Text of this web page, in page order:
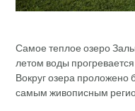
Самое теплое озеро
летом воды
Вокруг озера
самым живописным